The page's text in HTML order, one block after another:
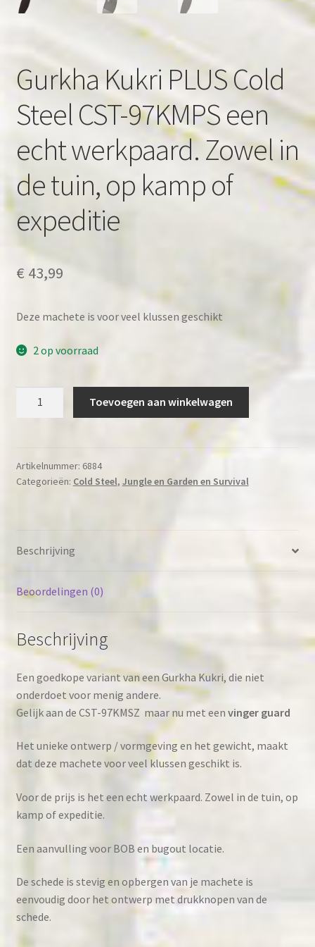
Gurkha Kukri PLUS Cold
Steel CST-97KMPS een
echt werkpaard. Zowel in
de tuin, op kamp of
expeditie
€ 43,99
Deze machete is voor veel klussen geschikt
2 op voorraad
Steel
CST-
werkpaard.
in
op
kamp
of
expeditie
aantal
Toevoegen aan winkelwagen
Artikelnummer: 6884
Categorieën: Cold Steel, Jungle en Garden en Survival
Beschrijving
Beoordelingen (0)
Beschrijving
Een goedkope variant van een Gurkha Kukri, die niet
onderdoet voor menig andere.
Gelijk aan de CST-97KMSZ maar nu met een vinger guard
Het unieke ontwerp / vormgeving en het gewicht, maakt
dat deze machete voor veel klussen geschikt is.
Voor de prijs is het een echt werkpaard. Zowel in de tuin, op
kamp of expeditie.
Een aanvulling voor BOB en bugout locatie.
De schede is stevig en opbergen van je machete is
eenvoudig door het ontwerp met drukknopen van de
schede.